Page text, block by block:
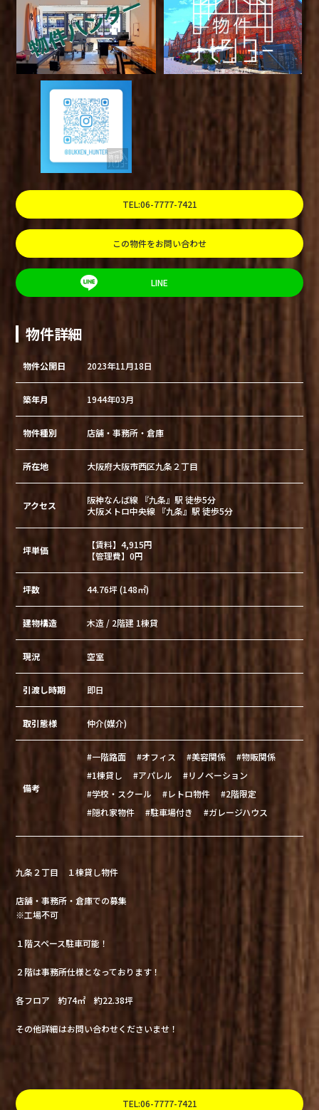
TEL:06-7777-7421
この物件をお問い合わせ
LINE
物件詳細
物件公開日 2023年11月18日
築年月 1944年03月
物件種別 店舗・事務所・倉庫
所在地 大阪府大阪市西区九条２丁目
アクセス
阪神なんば線 『九条』駅 徒歩5分
大阪メトロ中央線 『九条』駅 徒歩5分
坪単価
【賃料】4,915円
【管理費】0円
坪数 44.76坪 (148㎡)
建物構造 木造 / 2階建 1棟貸
現況 空室
引渡し時期 即日
取引態様 仲介(媒介)
備考
#一階路面 #オフィス #美容関係
#物販関係
#1棟貸し
#アパレル
#リノベーション
#学校・スクール
#レトロ物件
#2階限定
#隠れ家物件
#駐車場付き #ガレージハウス
九条２丁目 １棟貸し物件
店舗・事務所・倉庫での募集
※工場不可
１階スペース駐車可能！
２階は事務所仕様となっております！
各フロア 約74㎡ 約22.38坪
その他詳細はお問い合わせくださいませ！
TEL:06-7777-7421